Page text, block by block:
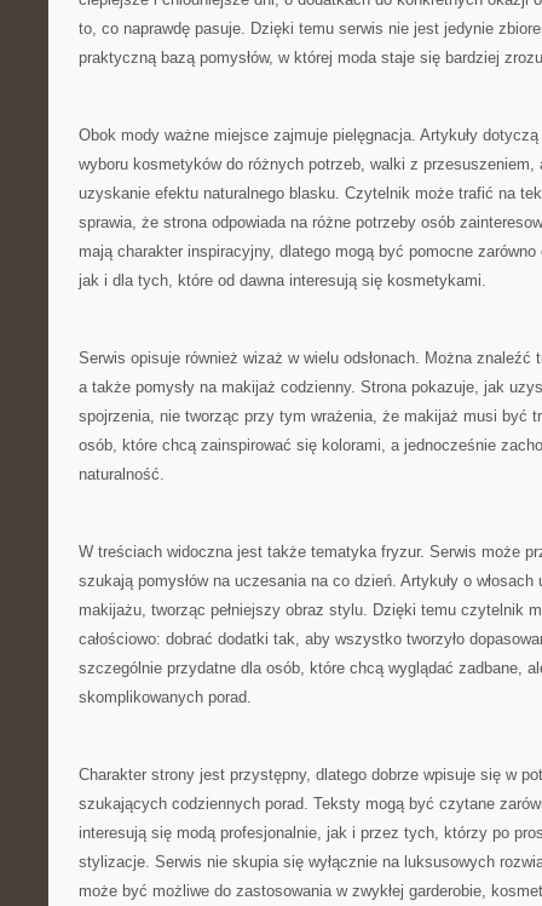
to, co naprawdę pasuje. Dzięki temu serwis nie jest jedynie
praktyczną bazą pomysłów, w której moda staje się bardziej
Obok mody ważne miejsce zajmuje pielęgnacja. Artykuły dotyczą
wyboru kosmetyków do różnych potrzeb, walki z przesuszeniem,
uzyskanie efektu naturalnego blasku. Czytelnik może trafić na
sprawia, że strona odpowiada na różne potrzeby osób
mają charakter inspiracyjny, dlatego mogą być pomocne
jak i dla tych, które od dawna interesują się kosmetykami.
Serwis opisuje również wizaż w wielu odsłonach. Można
a także pomysły na makijaż codzienny. Strona pokazuje, jak
spojrzenia, nie tworząc przy tym wrażenia, że makijaż musi być
osób, które chcą zainspirować się kolorami, a jednocześnie
naturalność.
W treściach widoczna jest także tematyka fryzur. Serwis może
szukają pomysłów na uczesania na co dzień. Artykuły o włosach
makijażu, tworząc pełniejszy obraz stylu. Dzięki temu czytelnik
całościowo: dobrać dodatki tak, aby wszystko tworzyło
szczególnie przydatne dla osób, które chcą wyglądać zadbane,
skomplikowanych porad.
Charakter strony jest przystępny, dlatego dobrze wpisuje się w
szukających codziennych porad. Teksty mogą być czytane
interesują się modą profesjonalnie, jak i przez tych, którzy po
stylizacje. Serwis nie skupia się wyłącznie na luksusowych
może być możliwe do zastosowania w zwykłej garderobie,